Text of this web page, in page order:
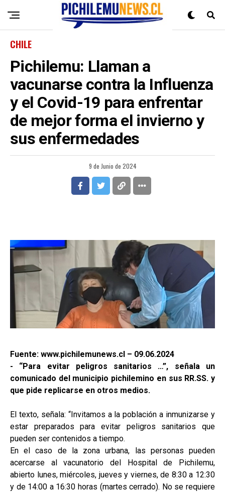
CHILE
Pichilemu: Llaman a
vacunarse contra la Influenza
y el Covid-19 para enfrentar
de mejor forma el invierno y
sus enfermedades
9 de Junio de 2024
Fuente: www.pichilemunews.cl – 09.06.2024
- “Para evitar peligros sanitarios …”, señala un
comunicado del municipio pichilemino en sus RR.SS. y
que pide replicarse en otros medios.
El texto, señala: “Invitamos a la población a inmunizarse y
estar preparados para evitar peligros sanitarios que
pueden ser contenidos a tiempo.
En el caso de la zona urbana, las personas pueden
acercarse al vacunatorio del Hospital de Pichilemu,
abierto lunes, miércoles, jueves y viernes, de 8:30 a 12:30
y de 14:00 a 16:30 horas (martes cerrado). No se requiere